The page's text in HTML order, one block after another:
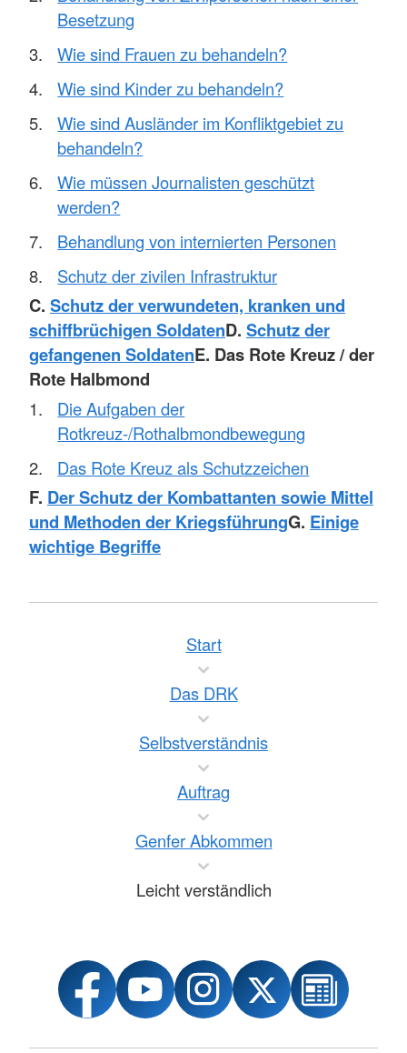
Besetzung
Wie sind Frauen zu behandeln?
Wie sind Kinder zu behandeln?
Wie sind Ausländer im Konfliktgebiet zu
behandeln?
Wie müssen Journalisten geschützt
werden?
Behandlung von internierten Personen
Schutz der zivilen Infrastruktur
C. Schutz der verwundeten, kranken und
schiffbrüchigen SoldatenD. Schutz der
gefangenen SoldatenE. Das Rote Kreuz / der
Rote Halbmond
Die Aufgaben der
Rotkreuz-/Rothalbmondbewegung
Das Rote Kreuz als Schutzzeichen
F. Der Schutz der Kombattanten sowie Mittel
und Methoden der KriegsführungG. Einige
wichtige Begriffe
Start
Das DRK
Selbstverständnis
Auftrag
Genfer Abkommen
Leicht verständlich